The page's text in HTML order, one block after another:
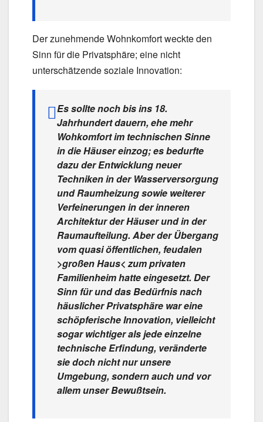
Der zunehmende Wohnkomfort weckte den
Sinn für die Privatsphäre; eine nicht
unterschätzende soziale Innovation:
Es sollte noch bis ins 18.
Jahrhundert dauern, ehe mehr
Wohkomfort im technischen Sinne
in die Häuser einzog; es bedurfte
dazu der Entwicklung neuer
Techniken in der Wasserversorgung
und Raumheizung sowie weiterer
Verfeinerungen in der inneren
Architektur der Häuser und in der
Raumaufteilung. Aber der Übergang
vom quasi öffentlichen, feudalen
>großen Haus< zum privaten
Familienheim hatte eingesetzt. Der
Sinn für und das Bedürfnis nach
häuslicher Privatsphäre war eine
schöpferische Innovation, vielleicht
sogar wichtiger als jede einzelne
technische Erfindung, veränderte
sie doch nicht nur unsere
Umgebung, sondern auch und vor
allem unser Bewußtsein.